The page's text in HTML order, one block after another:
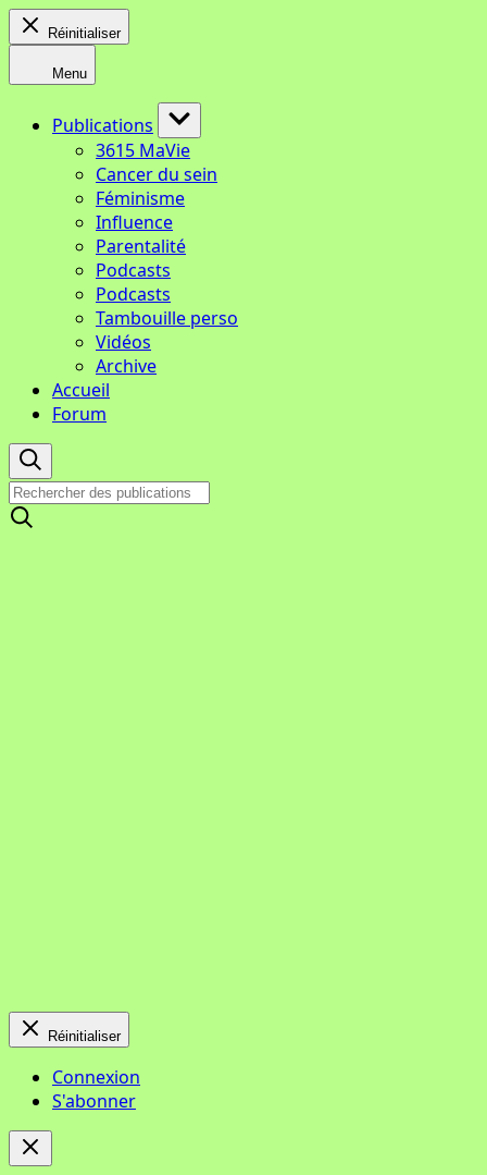
Réinitialiser
Menu
Publications
3615 MaVie
Cancer du sein
Féminisme
Influence
Parentalité
Podcasts
Podcasts
Tambouille perso
Vidéos
Archive
Accueil
Forum
Réinitialiser
Connexion
S'abonner